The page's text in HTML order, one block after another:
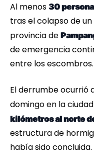
Al menos 30
tras el colapso de
provincia de
de emergencia
entre los escombros.
El derrumbe ocurrió
domingo en la
kilómetros al norte
estructura de
había sido concluida.